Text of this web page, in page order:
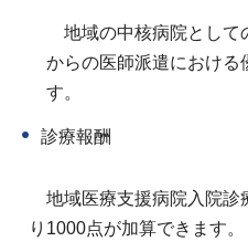
地域の中核病院として
からの医師派遣における
す。
診療報酬
地域医療支援病院入院診
り1000点が加算できます。